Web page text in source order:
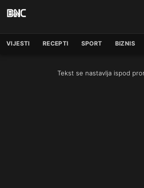
VIJESTI RECEPTI SPORT BIZNIS
Tekst se nastavlja ispod